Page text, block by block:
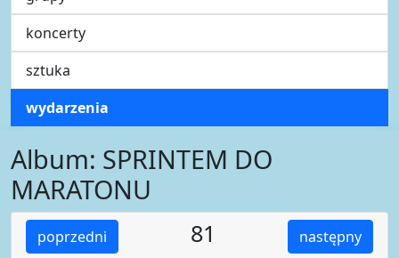
koncerty
sztuka
wydarzenia
Album: SPRINTEM DO
MARATONU
poprzedni następny
81